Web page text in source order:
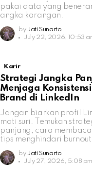
pakai data yang
angka karangan.
by Jati Sunarto
July 22, 2026, 10:53
Karir
Strategi Jangka
Menjaga Konsistensi
Brand di LinkedIn
Jangan biarkan profil
mati suri. Temukan
panjang, cara
tips menghindari
by Jati Sunarto
July 27, 2026, 5:08 pm